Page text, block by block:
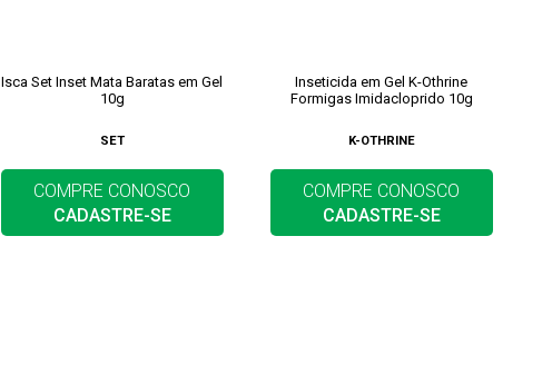
Isca Set Inset Mata Baratas em Gel
10g
SET
COMPRE CONOSCO
CADASTRE-SE
Inseticida em Gel K-Othrine
Formigas Imidacloprido 10g
K-OTHRINE
COMPRE CONOSCO
CADASTRE-SE